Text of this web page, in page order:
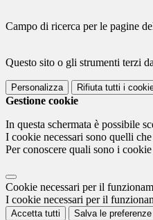
Campo di ricerca per le pagine
Questo sito o gli strumenti terzi
Personalizza Rifiuta tutti i
Gestione cookie
In questa schermata è possibile
I cookie necessari sono quelli
Per conoscere quali sono i
Cookie necessari per il
I cookie necessari per il
Accetta tutti Salva le preferenze